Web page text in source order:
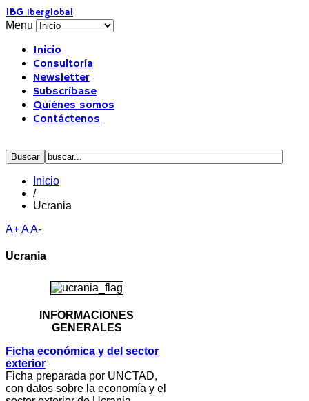
IBG Iberglobal
Menu
Inicio
Consultoría
Newsletter
Subscríbase
Quiénes somos
Contáctenos
Inicio
/
Ucrania
A+AA-
Ucrania
INFORMACIONES
GENERALES
Ficha económica y del sector
exterior
Ficha preparada por UNCTAD,
con datos sobre la economía y el